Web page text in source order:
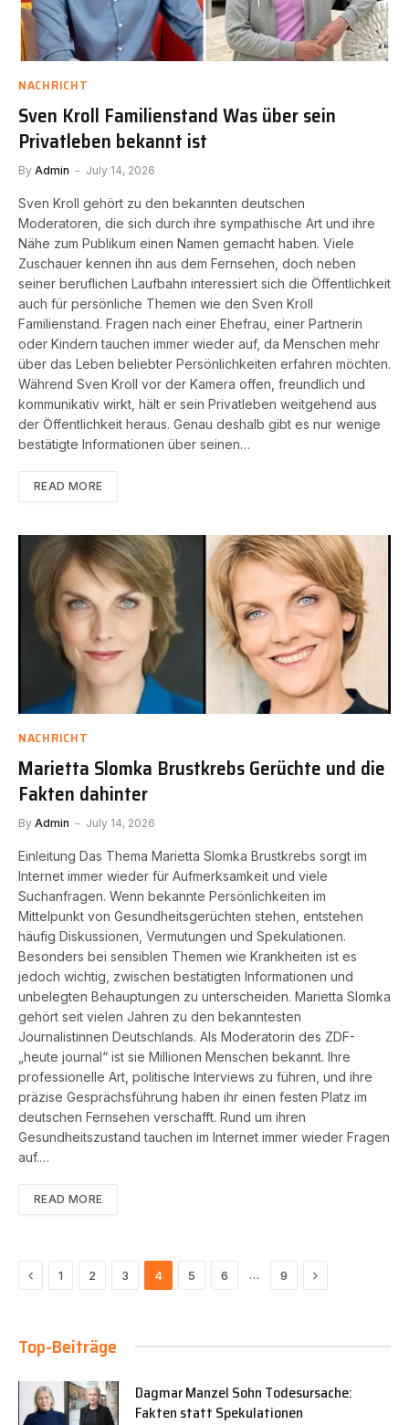
NACHRICHT
Sven Kroll Familienstand Was über sein
Privatleben bekannt ist
By Admin July 14, 2026
Sven Kroll gehört zu den bekannten deutschen
Moderatoren, die sich durch ihre sympathische Art und ihre
Nähe zum Publikum einen Namen gemacht haben. Viele
Zuschauer kennen ihn aus dem Fernsehen, doch neben
seiner beruflichen Laufbahn interessiert sich die Öffentlichkeit
auch für persönliche Themen wie den Sven Kroll
Familienstand. Fragen nach einer Ehefrau, einer Partnerin
oder Kindern tauchen immer wieder auf, da Menschen mehr
über das Leben beliebter Persönlichkeiten erfahren möchten.
Während Sven Kroll vor der Kamera offen, freundlich und
kommunikativ wirkt, hält er sein Privatleben weitgehend aus
der Öffentlichkeit heraus. Genau deshalb gibt es nur wenige
bestätigte Informationen über seinen…
READ MORE
NACHRICHT
Marietta Slomka Brustkrebs Gerüchte und die
Fakten dahinter
By Admin July 14, 2026
Einleitung Das Thema Marietta Slomka Brustkrebs sorgt im
Internet immer wieder für Aufmerksamkeit und viele
Suchanfragen. Wenn bekannte Persönlichkeiten im
Mittelpunkt von Gesundheitsgerüchten stehen, entstehen
häufig Diskussionen, Vermutungen und Spekulationen.
Besonders bei sensiblen Themen wie Krankheiten ist es
jedoch wichtig, zwischen bestätigten Informationen und
unbelegten Behauptungen zu unterscheiden. Marietta Slomka
gehört seit vielen Jahren zu den bekanntesten
Journalistinnen Deutschlands. Als Moderatorin des ZDF-
„heute journal“ ist sie Millionen Menschen bekannt. Ihre
professionelle Art, politische Interviews zu führen, und ihre
präzise Gesprächsführung haben ihr einen festen Platz im
deutschen Fernsehen verschafft. Rund um ihren
Gesundheitszustand tauchen im Internet immer wieder Fragen
auf.…
READ MORE
Previous
1 2 3 4 5 6 … 9 Next
Top-Beiträge
Dagmar Manzel Sohn Todesursache:
Fakten statt Spekulationen